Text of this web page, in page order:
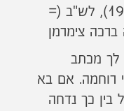
י"ז אדר תרפ"ג (= 3 במאי 1923), לש"ב (=
ברכה צימרמן
לך מכתב
רוחמה. אם בא
בין כך נדחה